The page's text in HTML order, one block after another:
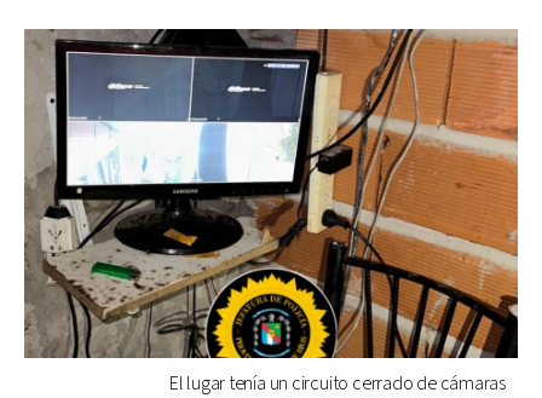
El lugar tenía un circuito cerrado de cámaras